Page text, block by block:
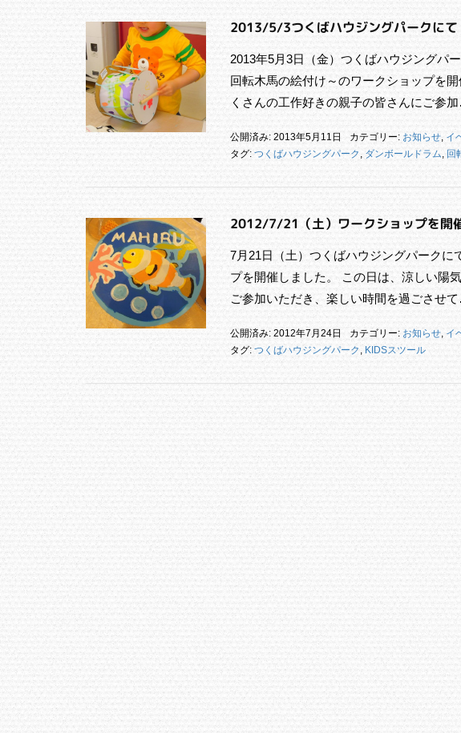
2013/5/3つくばハウジングパークにて
2013年5月3日（金）つくばハウジングパ
回転木馬の絵付け～のワークショップを
くさんの工作好きの親子の皆さんにご参
公開済み: 2013年5月11日 カテゴリー: お知らせ, イ
タグ: つくばハウジングパーク , ダンボールドラム, 回
2012/7/21（土）ワークショップを開
7月21日（土）つくばハウジングパーク
プを開催しました。 この日は、涼しい陽
ご参加いただき、楽しい時間を過ごさせ
公開済み: 2012年7月24日 カテゴリー: お知らせ, イ
タグ: つくばハウジングパーク, KIDSスツール